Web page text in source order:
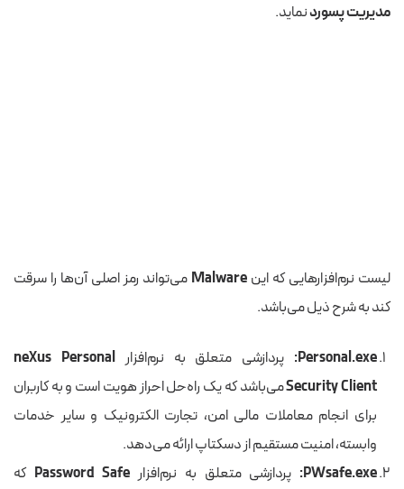
مدیریت پسوردنماید.
‫لیست نرم‌افزارهایی که این Malware می‌تواند رمز اصلی آن‌ها را سرقت
کند به شرح ذیل می‌باشد.
Personal.exe
: پردازشی متعلق به نرم‌افزارneXus Personal
Security Clientمی‌باشد که یک راه‌حل احراز هویت است و به کاربران
برای انجام معاملات مالی امن، تجارت الکترونیک و سایر خدمات
وابسته، امنیت مستقیم از دسکتاپ ارائه می‌دهد.
PWsafe.exe
: پردازشی متعلق به نرم‌افزار Password Safe که